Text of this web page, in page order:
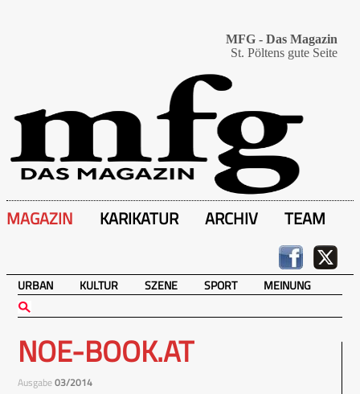
MFG - Das Magazin
St. Pöltens gute Seite
MAGAZIN KARIKATUR ARCHIV TEAM
URBAN KULTUR SZENE SPORT MEINUNG
NOE-BOOK.AT
Ausgabe03/2014